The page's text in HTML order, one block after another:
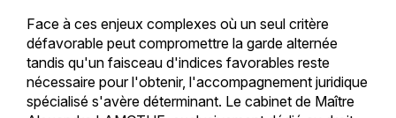
Face à ces enjeux complexes où un seul critère
défavorable peut compromettre la garde alternée
tandis qu'un faisceau d'indices favorables reste
nécessaire pour l'obtenir, l'accompagnement juridique
spécialisé s'avère déterminant. Le cabinet de Maître